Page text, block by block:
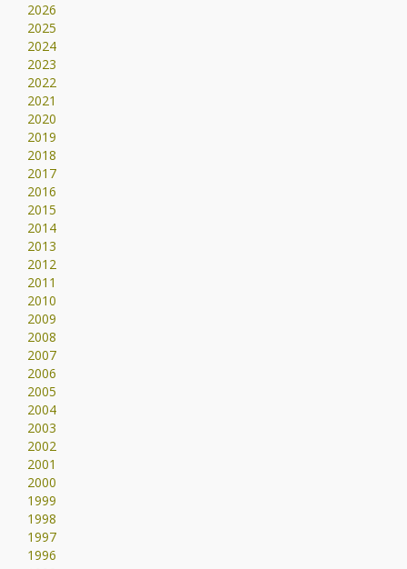
2026
2025
2024
2023
2022
2021
2020
2019
2018
2017
2016
2015
2014
2013
2012
2011
2010
2009
2008
2007
2006
2005
2004
2003
2002
2001
2000
1999
1998
1997
1996